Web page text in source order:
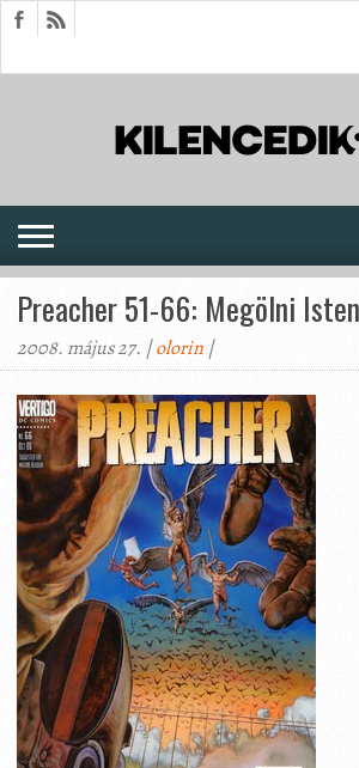
Preacher 51-66: Megölni
2008. május 27. |olorin |